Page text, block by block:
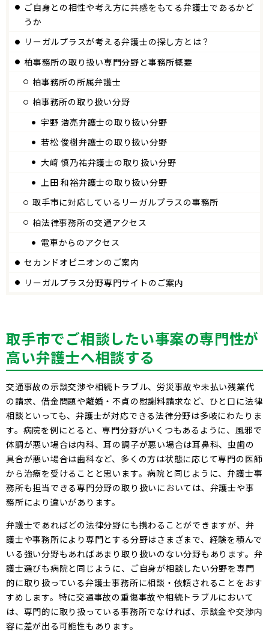
ご自身との相性や考え方に共感をもてる弁護士であるかど
うか
リーガルプラスが考える弁護士の探し方とは？
柏事務所の取り扱い専門分野と事務所概要
柏事務所の所属弁護士
柏事務所の取り扱い分野
宇野 浩亮弁護士の取り扱い分野
若松 俊樹弁護士の取り扱い分野
大﨑 慎乃祐弁護士の取り扱い分野
上田 和裕弁護士の取り扱い分野
取手市に対応しているリーガルプラスの事務所
柏法律事務所の交通アクセス
電車からのアクセス
セカンドオピニオンのご案内
リーガルプラス分野専門サイトのご案内
取手市でご相談したい事案の専門性が
高い弁護士へ相談する
交通事故の示談交渉や相続トラブル、労災事故や未払い残業代
の請求、借金問題や離婚・不貞の慰謝料請求など、ひと口に法律
相談といっても、弁護士が対応できる法律分野は多岐にわたりま
す。病院を例にとると、専門分野がいくつもあるように、風邪で
体調が悪い場合は内科、耳の調子が悪い場合は耳鼻科、虫歯の
具合が悪い場合は歯科など、多くの方は状態に応じて専門の医師
から治療を受けることと思います。病院と同じように、弁護士事
務所も担当できる専門分野の取り扱いにおいては、弁護士や事
務所により違いがあります。
弁護士であればどの法律分野にも携わることができますが、弁
護士や事務所により専門とする分野はさまざまで、経験を積んで
いる強い分野もあればあまり取り扱いのない分野もあります。弁
護士選びも病院と同じように、ご自身が相談したい分野を専門
的に取り扱っている弁護士事務所に相談・依頼されることをおす
すめします。特に交通事故の重傷事故や相続トラブルにおいて
は、専門的に取り扱っている事務所でなければ、示談金や交渉内
容に差が出る可能性もあります。